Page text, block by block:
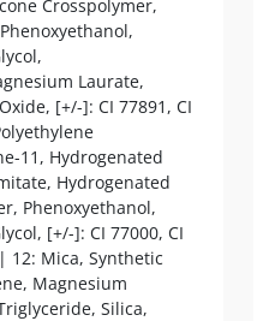
Crosspolymer,
Laurate,
[+/-]: CI 77891, CI
11, Hydrogenated
Hydrogenated
Phenoxyethanol,
[+/-]: CI 77000, CI
12: Mica, Synthetic
Magnesium
Silica,